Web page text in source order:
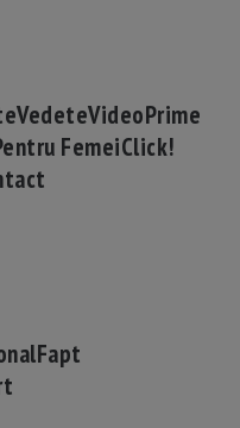
VedeteVideoPrime
FemeiClick!
Fapt